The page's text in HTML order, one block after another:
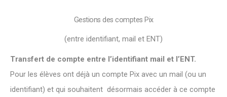
Gestions des comptes Pix
(entre identifiant, mail et ENT)
Transfert de compte entre l’identifiant mail et l’ENT.
Pour les élèves ont déjà un compte Pix avec un mail (ou un
identifiant) et qui souhaitent désormais accéder à ce compte